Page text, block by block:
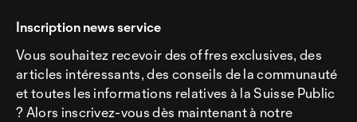
Inscription news service
Vous souhaitez recevoir des offres exclusives, des
articles intéressants, des conseils de la communauté
et toutes les informations relatives à la Suisse Public
? Alors inscrivez-vous dès maintenant à notre